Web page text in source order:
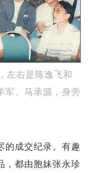
左右是陈逸飞和
军、马承源，身旁
的成交纪录。有趣
，都由胞妹张永珍